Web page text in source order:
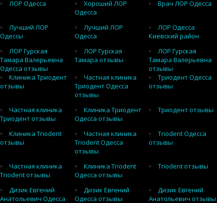
ЛОР Одесса
Хороший ЛОР
Одесса
Врач ЛОР Одесса
Лучший ЛОР
Одессы
Лучший ЛОР
Одесса
ЛОР Одесса
Киевский район
ЛОР Гурская
Тамара Валерьевна
Одесса отзывы
ЛОР Гурская
Тамара отзывы
ЛОР Гурская
Тамара Валерьевна
отзывы
Клиника Триодент
отзывы
Частная клиника
Триодент Одесса
отзывы
Триодент Одесса
отзывы
Частная клиника
Триодент отзывы
Клиника Триодент
Одесса отзывы
Триодент отзывы
Клиника Triodent
отзывы
Частная клиника
Triodent Одесса
отзывы
Triodent Одесса
отзывы
Частная клиника
Triodent отзывы
Клиника Triodent
Одесса отзывы
Triodent отзывы
Дизик Евгений
Анатольевич Одесса
Дизик Евгений
Одесса отзывы
Дизик Евгений
Анатольевич отзывы